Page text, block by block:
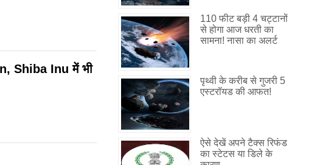
Shiba Inu में भी
110 फीट बड़ी 4 चट्टानों
से होगा आज धरती का
सामना! नासा का अलर्ट
पृथ्वी के करीब से गुजरी 5
एस्टरॉयड की आफत!
ऐसे देखें अपने टैक्स रिफंड
का स्टेटस या डिले के